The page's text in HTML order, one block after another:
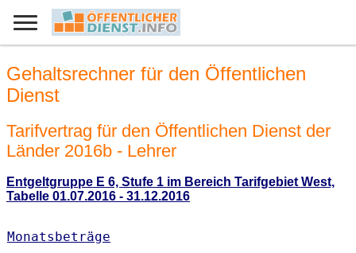
Gehaltsrechner für den Öffentlichen
Dienst
Tarifvertrag für den Öffentlichen Dienst der
Länder 2016b - Lehrer
Entgeltgruppe E 6, Stufe 1 im Bereich Tarifgebiet West,
Tabelle 01.07.2016 - 31.12.2016
Monatsbeträge